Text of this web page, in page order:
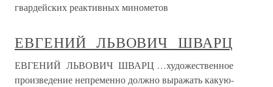
гвардейских реактивных минометов
ЕВГЕНИЙ ЛЬВОВИЧ ШВАРЦ
ЕВГЕНИЙ ЛЬВОВИЧ ШВАРЦ …художественное
произведение непременно должно выражать какую-